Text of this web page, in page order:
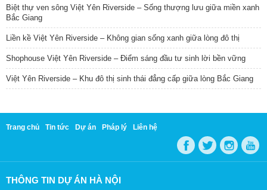
Biệt thự ven sông Việt Yên Riverside – Sống thượng lưu giữa miền xanh
Bắc Giang
Liền kề Việt Yên Riverside – Không gian sống xanh giữa lòng đô thị
Shophouse Việt Yên Riverside – Điểm sáng đầu tư sinh lời bền vững
Việt Yên Riverside – Khu đô thị sinh thái đẳng cấp giữa lòng Bắc Giang
Trang chủ Tin tức Dự án Pháp lý Liên hệ
THÔNG TIN DỰ ÁN HÀ NỘI